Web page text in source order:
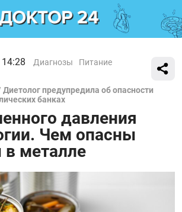
Диагнозы Питание
Диетолог предупредила об опасности
банках
давления
Чем опасны
металле